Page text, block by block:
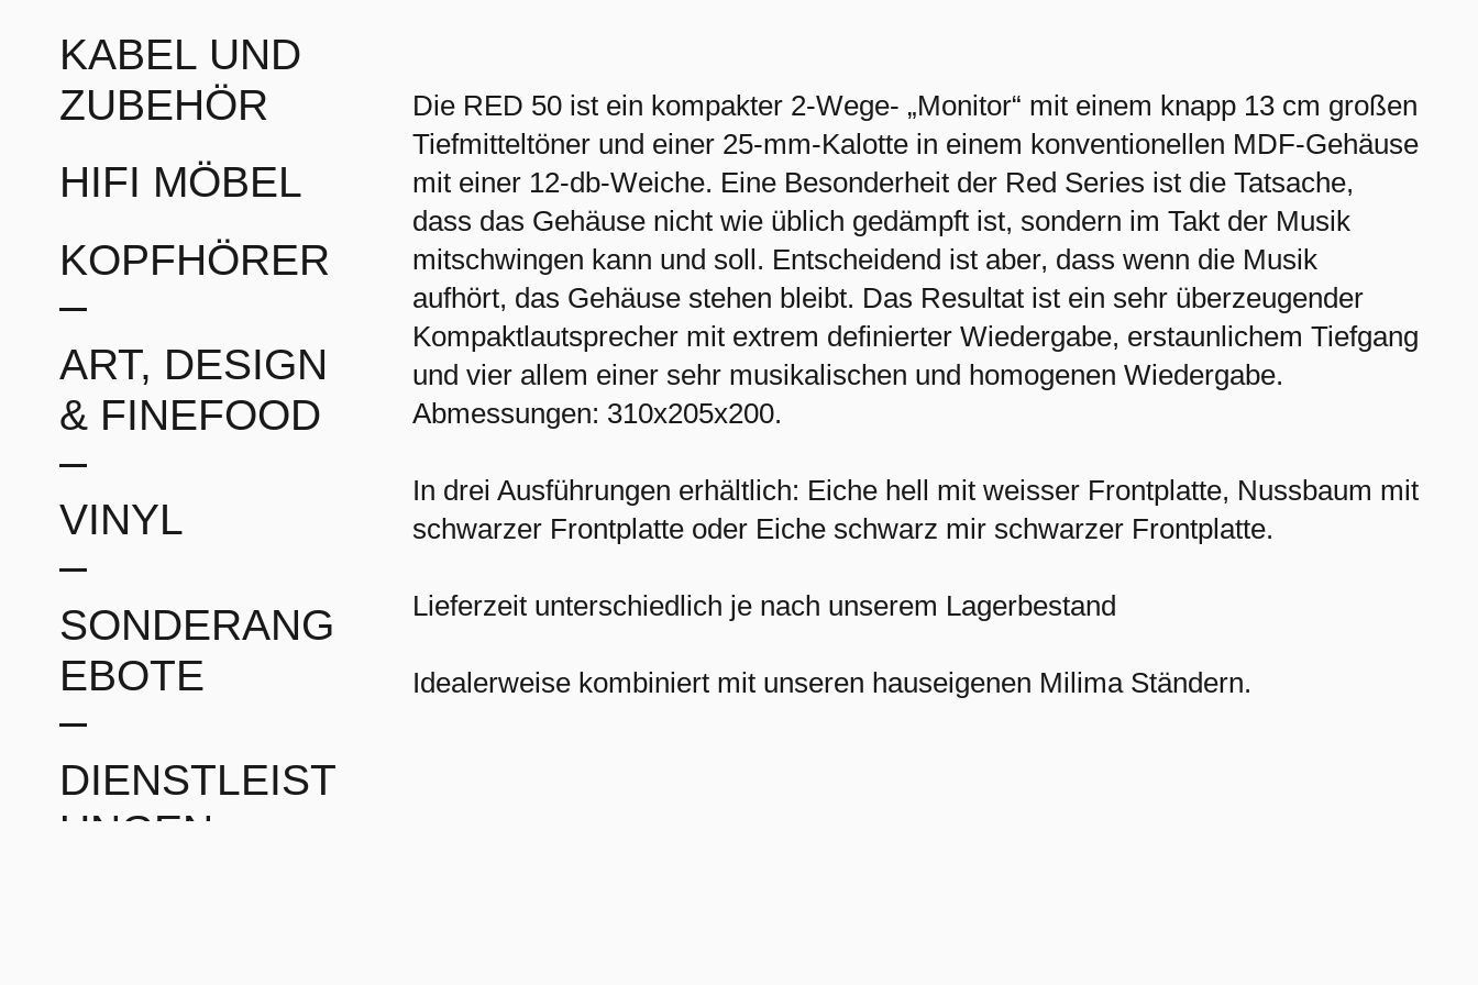
KABEL UND
ZUBEHÖR
HIFI MÖBEL
KOPFHÖRER
ART, DESIGN
& FINEFOOD
VINYL
SONDERANG
EBOTE
DIENSTLEIST
UNGEN
Die RED 50 ist ein kompakter 2-Wege- „Monitor“ mit einem knapp 13 cm großen
Tiefmitteltöner und einer 25-mm-Kalotte in einem konventionellen MDF-Gehäuse
mit einer 12-db-Weiche. Eine Besonderheit der Red Series ist die Tatsache,
dass das Gehäuse nicht wie üblich gedämpft ist, sondern im Takt der Musik
mitschwingen kann und soll. Entscheidend ist aber, dass wenn die Musik
aufhört, das Gehäuse stehen bleibt. Das Resultat ist ein sehr überzeugender
Kompaktlautsprecher mit extrem definierter Wiedergabe, erstaunlichem Tiefgang
und vier allem einer sehr musikalischen und homogenen Wiedergabe.
Abmessungen: 310x205x200.
In drei Ausführungen erhältlich: Eiche hell mit weisser Frontplatte, Nussbaum mit
schwarzer Frontplatte oder Eiche schwarz mir schwarzer Frontplatte.
Lieferzeit unterschiedlich je nach unserem Lagerbestand
Idealerweise kombiniert mit unseren hauseigenen Milima Ständern.